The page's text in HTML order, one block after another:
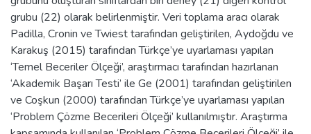
grubu (22) olarak belirlenmiştir. Veri toplama aracı olarak
Padilla, Cronin ve Twiest tarafından geliştirilen, Aydoğdu ve
Karakuş (2015) tarafından Türkçe’ye uyarlaması yapılan
‘Temel Beceriler Ölçeği’, araştırmacı tarafından hazırlanan
‘Akademik Başarı Testi’ ile Ge (2001) tarafından geliştirilen
ve Coşkun (2000) tarafından Türkçe’ye uyarlaması yapılan
‘Problem Çözme Becerileri Ölçeği’ kullanılmıştır. Araştırma